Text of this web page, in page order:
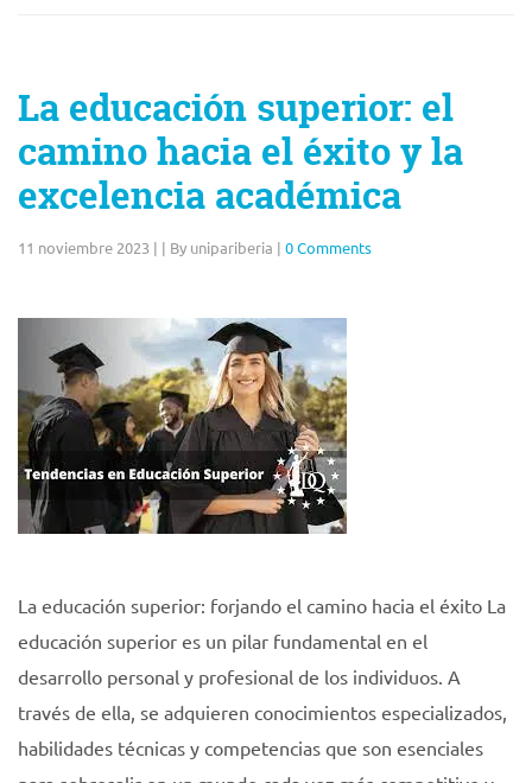
La educación superior: el
camino hacia el éxito y la
excelencia académica
11 noviembre 2023 | | By unipariberia | 0 Comments
La educación superior: forjando el camino hacia el éxito La
educación superior es un pilar fundamental en el
desarrollo personal y profesional de los individuos. A
través de ella, se adquieren conocimientos especializados,
habilidades técnicas y competencias que son esenciales